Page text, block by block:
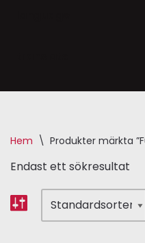
Hem \ Produkter märkta
Endast ett sökresultat